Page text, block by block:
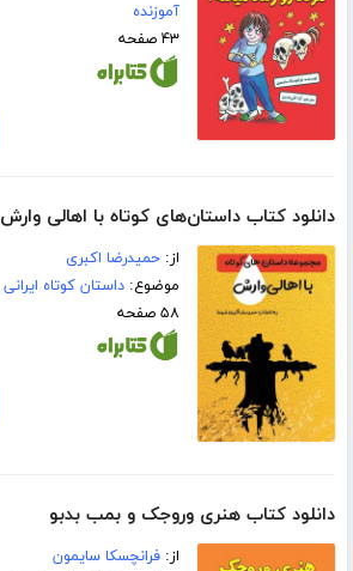
آموزنده
۴۳ صفحه
دانلود کتاب داستان‌های کوتاه با اهالی وارش
از:حمیدرضا اکبری
موضوع:داستان کوتاه ایرانی
۵۸ صفحه
دانلود کتاب هنری وروجک و بمب بدبو
از:فرانچسکا سایمون